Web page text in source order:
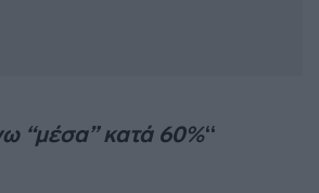
“μέσα” κατά 60%“